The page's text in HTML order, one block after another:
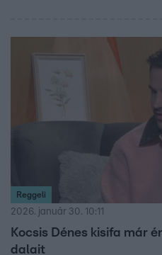
Reggeli
2026. január 30. 10:11
Kocsis Dénes kisifa már
dalait